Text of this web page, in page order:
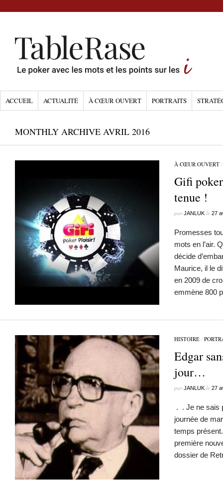
ACCUEIL ACTUALITÉ À CŒUR OUVERT PORTRAITS
MONTHLY ARCHIVE AVRIL 2016
À CŒUR OUVERT
Gifi
tenue !
parJANLUK le 27
Promesses
mots en l’air.
décide
Maurice, il le
en 2009 de
emmène 800
HISTOIRE /
Edgar
jour…
parJANLUK le 27
. . Je ne sais
journée de
temps
première
dossier de